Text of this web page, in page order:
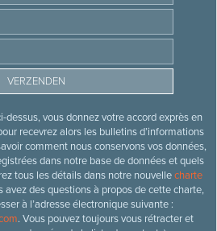
dessus, vous donnez votre accord exprès en
recevrez alors les bulletins d’informations
comment nous conservons vos données,
dans notre base de données et quels
tous les détails dans notre nouvellecharte
avez des questions à propos de cette charte,
à l’adresse électronique suivante :
. Vous pouvez toujours vous rétracter et